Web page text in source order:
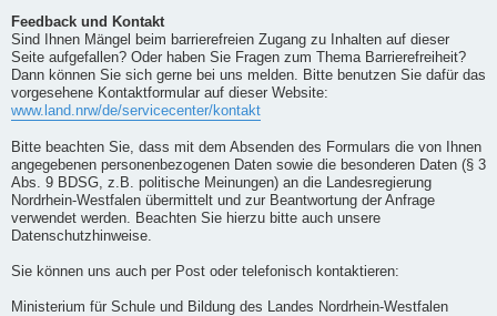
Feedback und Kontakt
Sind Ihnen Mängel beim barrierefreien Zugang zu Inhalten auf dieser
Seite aufgefallen? Oder haben Sie Fragen zum Thema Barrierefreiheit?
Dann können Sie sich gerne bei uns melden. Bitte benutzen Sie dafür das
vorgesehene Kontaktformular auf dieser Website:
www.land.nrw/de/servicecenter/kontakt
Bitte beachten Sie, dass mit dem Absenden des Formulars die von Ihnen
angegebenen personenbezogenen Daten sowie die besonderen Daten (§ 3
Abs. 9 BDSG, z.B. politische Meinungen) an die Landesregierung
Nordrhein-Westfalen übermittelt und zur Beantwortung der Anfrage
verwendet werden. Beachten Sie hierzu bitte auch unsere
Datenschutzhinweise.
Sie können uns auch per Post oder telefonisch kontaktieren:
Ministerium für Schule und Bildung des Landes Nordrhein-Westfalen